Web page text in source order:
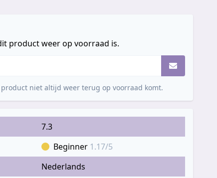
product weer op voorraad is.
niet altijd weer terug op voorraad komt.
7.3
Beginner 1.17/5
Nederlands